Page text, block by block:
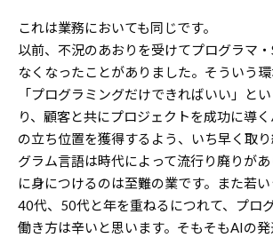
これは業務においても同じです。
以前、不況のあおりを受けてプログラマ
なくなったことがありました。そういう環
「プログラミングだけできればいい」と
り、顧客と共にプロジェクトを成功に導
の立ち位置を獲得するよう、いち早く取
グラム言語は時代によって流行り廃りが
に身につけるのは至難の業です。また若い
40代、50代と年を重ねるにつれて、プロ
働き方は辛いと思います。そもそもAIの